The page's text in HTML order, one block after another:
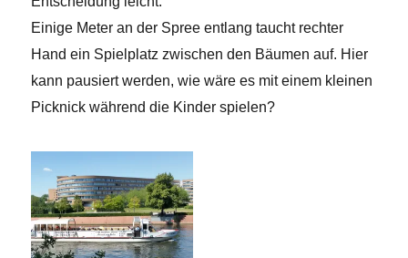
Einige Meter an der Spree entlang taucht rechter
Hand ein Spielplatz zwischen den Bäumen auf. Hier
kann pausiert werden, wie wäre es mit einem kleinen
Picknick während die Kinder spielen?